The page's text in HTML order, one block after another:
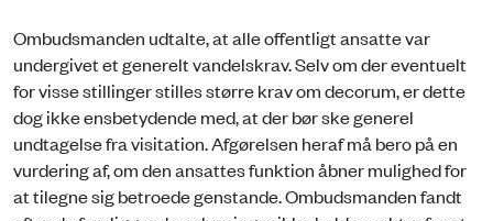
Ombudsmanden udtalte, at alle offentligt ansatte var
undergivet et generelt vandelskrav. Selv om der eventuelt
for visse stillinger stilles større krav om decorum, er dette
dog ikke ensbetydende med, at der bør ske generel
undtagelse fra visitation. Afgørelsen heraf må bero på en
vurdering af, om den ansattes funktion åbner mulighed for
at tilegne sig betroede genstande. Ombudsmanden fandt